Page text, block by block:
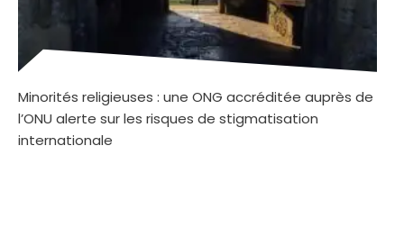
Minorités religieuses : une ONG accréditée auprès de
l’ONU alerte sur les risques de stigmatisation
internationale